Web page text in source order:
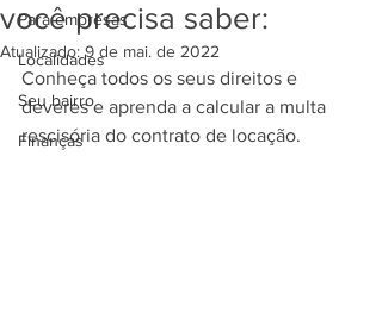
Para empresas
Localidades
Seu bairro
Finanças
você precisa saber:
Atualizado: 9 de mai. de 2022
Conheça todos os seus direitos e
deveres e aprenda a calcular a multa
rescisória do contrato de locação.